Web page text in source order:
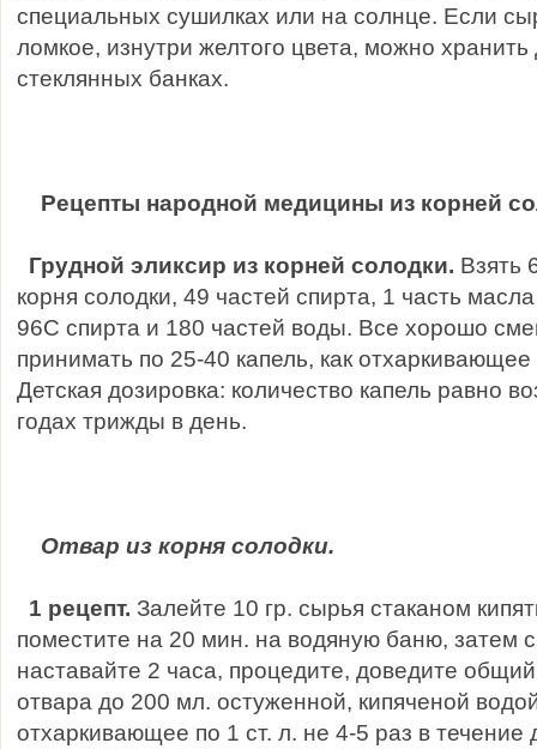
специальных сушилках или на солнце. Если
ломкое, изнутри желтого цвета, можно хранить
стеклянных банках.
Рецепты народной медицины из корней
Грудной эликсир из корней солодки. Взять
корня солодки, 49 частей спирта, 1 часть
96С спирта и 180 частей воды. Все хорошо
принимать по 25-40 капель, как
Детская дозировка: количество капель равно
годах трижды в день.
Отвар из корня солодки.
1 рецепт. Залейте 10 гр. сырья стаканом
поместите на 20 мин. на водяную баню, затем
наставайте 2 часа, процедите, доведите
отвара до 200 мл. остуженной, кипяченой
отхаркивающее по 1 ст. л. не 4-5 раз в течение